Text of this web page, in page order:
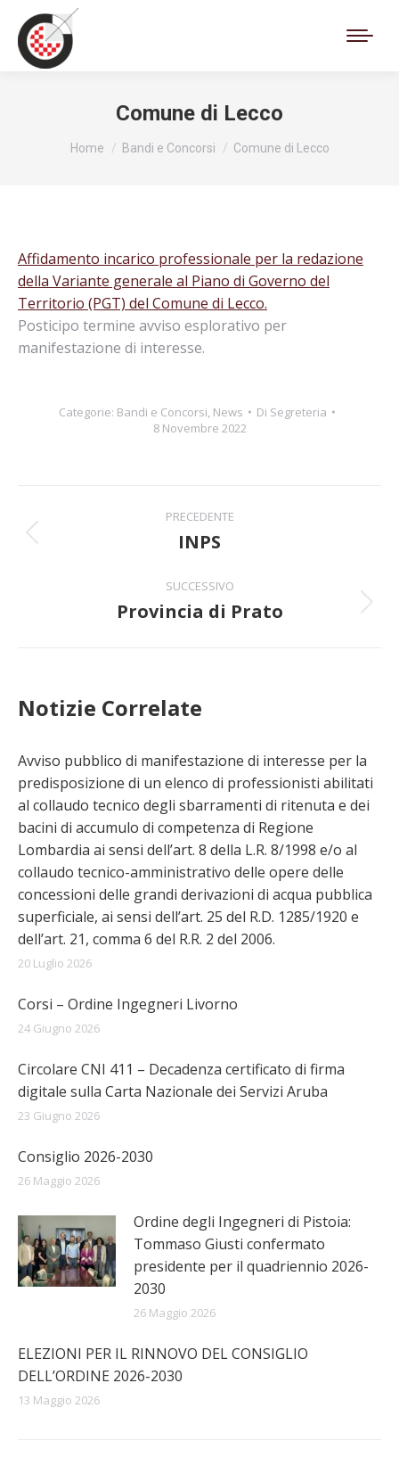
Comune di Lecco
Tu sei qui:
Home Bandi e Concorsi Comune di Lecco
Affidamento incarico professionale per la redazione
della Variante generale al Piano di Governo del
Territorio (PGT) del Comune di Lecco.
Posticipo termine avviso esplorativo per
manifestazione di interesse.
Categorie: Bandi e Concorsi, News Di Segreteria
8 Novembre 2022
tra
PRECEDENTE
Post
INPS
SUCCESSIVO
Prossimo
Provincia di Prato
Notizie Correlate
Avviso pubblico di manifestazione di interesse per la
predisposizione di un elenco di professionisti abilitati
al collaudo tecnico degli sbarramenti di ritenuta e dei
bacini di accumulo di competenza di Regione
Lombardia ai sensi dell’art. 8 della L.R. 8/1998 e/o al
collaudo tecnico-amministrativo delle opere delle
concessioni delle grandi derivazioni di acqua pubblica
superficiale, ai sensi dell’art. 25 del R.D. 1285/1920 e
dell’art. 21, comma 6 del R.R. 2 del 2006.
20 Luglio 2026
Corsi – Ordine Ingegneri Livorno
24 Giugno 2026
Circolare CNI 411 – Decadenza certificato di firma
digitale sulla Carta Nazionale dei Servizi Aruba
23 Giugno 2026
Consiglio 2026-2030
26 Maggio 2026
Ordine degli Ingegneri di Pistoia:
Tommaso Giusti confermato
presidente per il quadriennio 2026-
2030
26 Maggio 2026
ELEZIONI PER IL RINNOVO DEL CONSIGLIO
DELL’ORDINE 2026-2030
13 Maggio 2026